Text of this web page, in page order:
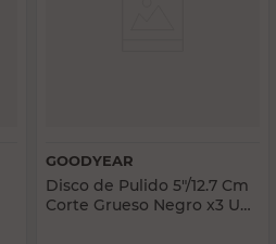
GOODYEAR
Disco de Pulido 5"/12.7 Cm
Corte Grueso Negro x3 Un